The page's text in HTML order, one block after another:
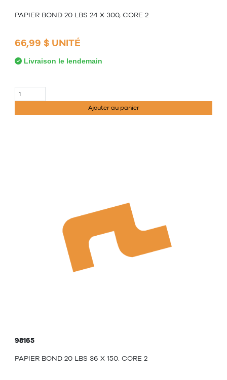
PAPIER BOND 20 LBS 24 X 300, CORE 2
66,99 $ UNITÉ
Livraison le lendemain
Ajouter au panier
98165
PAPIER BOND 20 LBS 36 X 150. CORE 2